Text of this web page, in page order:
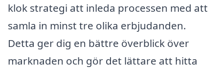
klok strategi att inleda processen med att
samla in minst tre olika erbjudanden.
Detta ger dig en bättre överblick över
marknaden och gör det lättare att hitta